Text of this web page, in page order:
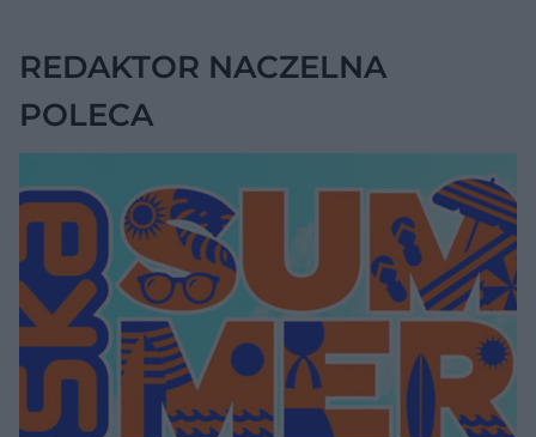
REDAKTOR NACZELNA
POLECA